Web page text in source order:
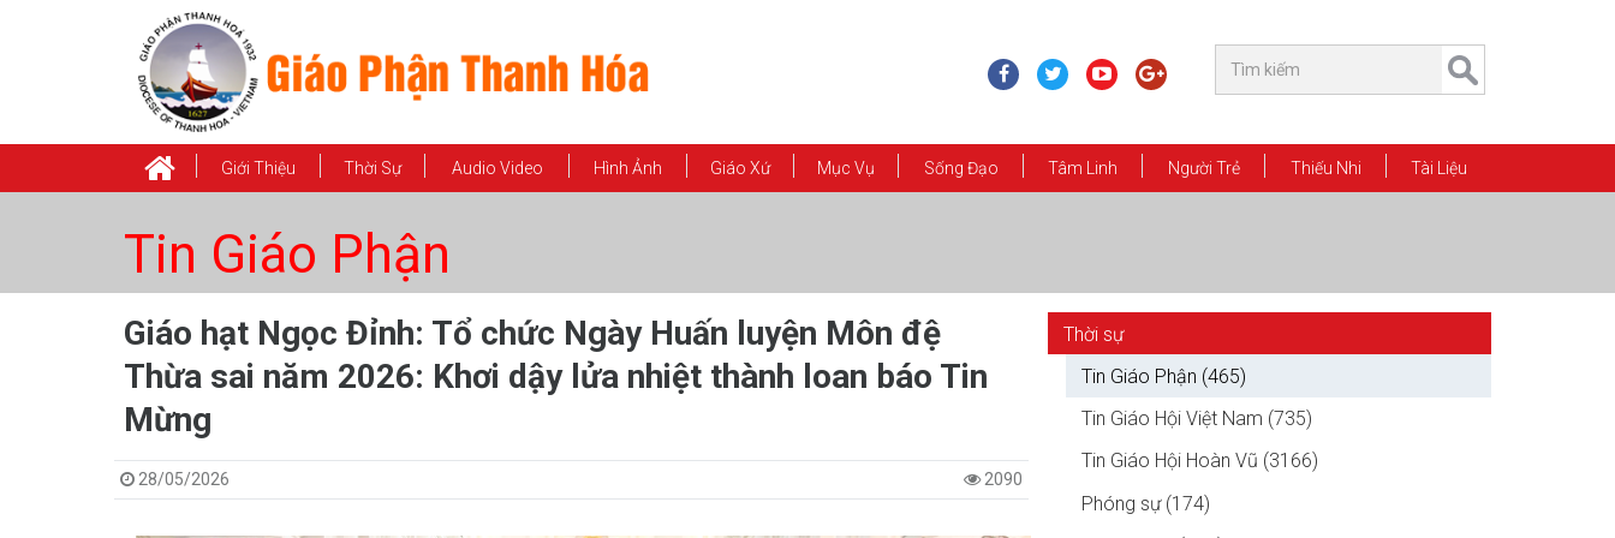
Giới Thiệu Thời Sự Audio Video Hình Ảnh Giáo Xứ Mục Vụ Sống Đạo Tâm Linh Người Trẻ Thiếu Nhi Tài Liệu
Tin Giáo Phận
Giáo hạt Ngọc Đỉnh: Tổ chức Ngày Huấn luyện Môn đệ
Thừa sai năm 2026: Khơi dậy lửa nhiệt thành loan báo Tin
Mừng
28/05/2026 2090
Thời sự
Tin Giáo Phận (465)
Tin Giáo Hội Việt Nam (735)
Tin Giáo Hội Hoàn Vũ (3166)
Phóng sự (174)